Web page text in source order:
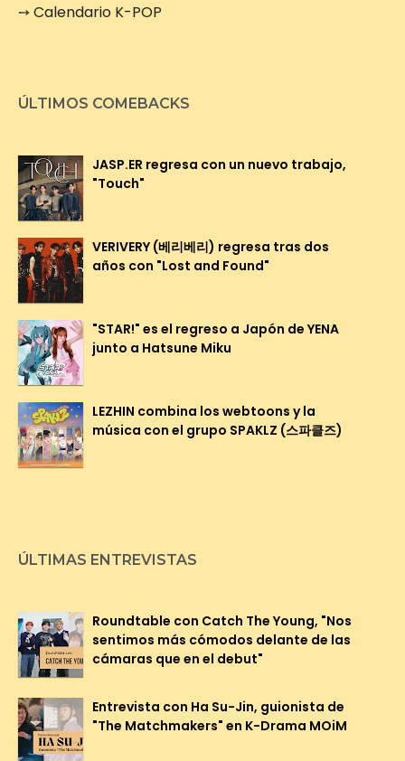
➙Calendario K-POP
ÚLTIMOS COMEBACKS
JASP.ER regresa con un nuevo trabajo,
"Touch"
VERIVERY (베리베리) regresa tras dos
años con "Lost and Found"
"STAR!" es el regreso a Japón de YENA
junto a Hatsune Miku
LEZHIN combina los webtoons y la
música con el grupo SPAKLZ (스파클즈)
ÚLTIMAS ENTREVISTAS
Roundtable con Catch The Young, "Nos
sentimos más cómodos delante de las
cámaras que en el debut"
Entrevista con Ha Su-Jin, guionista de
"The Matchmakers" en K-Drama MOiM